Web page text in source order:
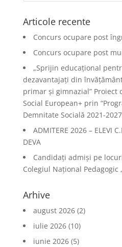
Articole recente
Concurs ocupare post
Concurs ocupare post
„Sprijin educațional
dezavantajați din
primar și gimnazial” Proiect
Social European+ prin
Demnitate Socială 2021-
ADMITERE 2026 – ELEVI
DEVA
Candidați admiși pe
Colegiul Național Pedagogic
Arhive
august 2026(2)
iulie 2026(10)
iunie 2026(5)